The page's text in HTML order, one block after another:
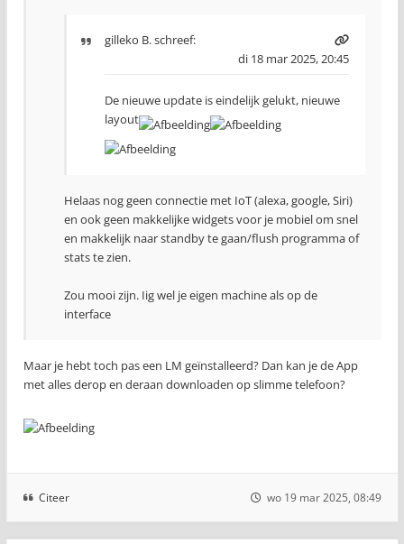
gilleko B.schreef:
di 18 mar 2025, 20:45
De nieuwe update is eindelijk gelukt, nieuwe
layout
Helaas nog geen connectie met IoT (alexa, google, Siri)
en ook geen makkelijke widgets voor je mobiel om snel
en makkelijk naar standby te gaan/flush programma of
stats te zien.
Zou mooi zijn. Iig wel je eigen machine als op de
interface
Maar je hebt toch pas een LM geïnstalleerd? Dan kan je de App
met alles derop en deraan downloaden op slimme telefoon?
Citeer wo 19 mar 2025, 08:49